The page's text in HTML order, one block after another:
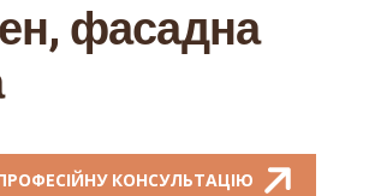
фасадна
КОНСУЛЬТАЦІЮ